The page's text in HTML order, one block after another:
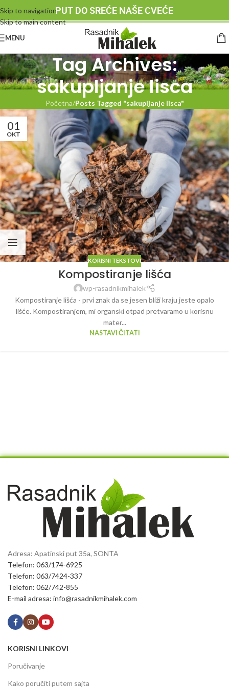
Skip to navigation
Skip to main content
PUT DO SREĆE NAŠE CVEĆE
MENU
Tag Archives:
sakupljanje lisca
Početna/Posts Tagged "sakupljanje lisca"
01
OKT
KORISNI TEKSTOVI
Kompostiranje lišća
wp-rasadnikmihalek
Kompostiranje lišća - prvi znak da se jesen bliži kraju jeste opalo
lišće. Kompostiranjem, mi organski otpad pretvaramo u korisnu
mater...
NASTAVI ČITATI
Adresa: Apatinski put 35a, SONTA
Telefon: 063/174-6925
Telefon: 063/7424-337
Telefon: 062/742-855
E-mail adresa: info@rasadnikmihalek.com
KORISNI LINKOVI
Poručivanje
Kako poručiti putem sajta